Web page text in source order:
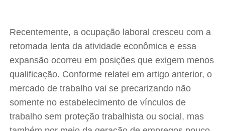
Recentemente, a ocupação laboral cresceu com a
retomada lenta da atividade econômica e essa
expansão ocorreu em posições que exigem menos
qualificação. Conforme relatei em artigo anterior, o
mercado de trabalho vai se precarizando não
somente no estabelecimento de vínculos de
trabalho sem proteção trabalhista ou social, mas